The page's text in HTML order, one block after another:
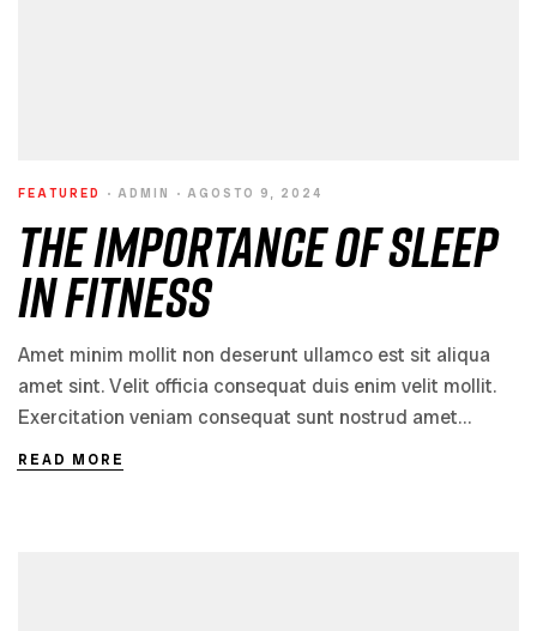
FEATURED ADMIN AGOSTO 9, 2024
The Importance of Sleep
in Fitness
Amet minim mollit non deserunt ullamco est sit aliqua
amet sint. Velit officia consequat duis enim velit mollit.
Exercitation veniam consequat sunt nostrud amet…
READ MORE